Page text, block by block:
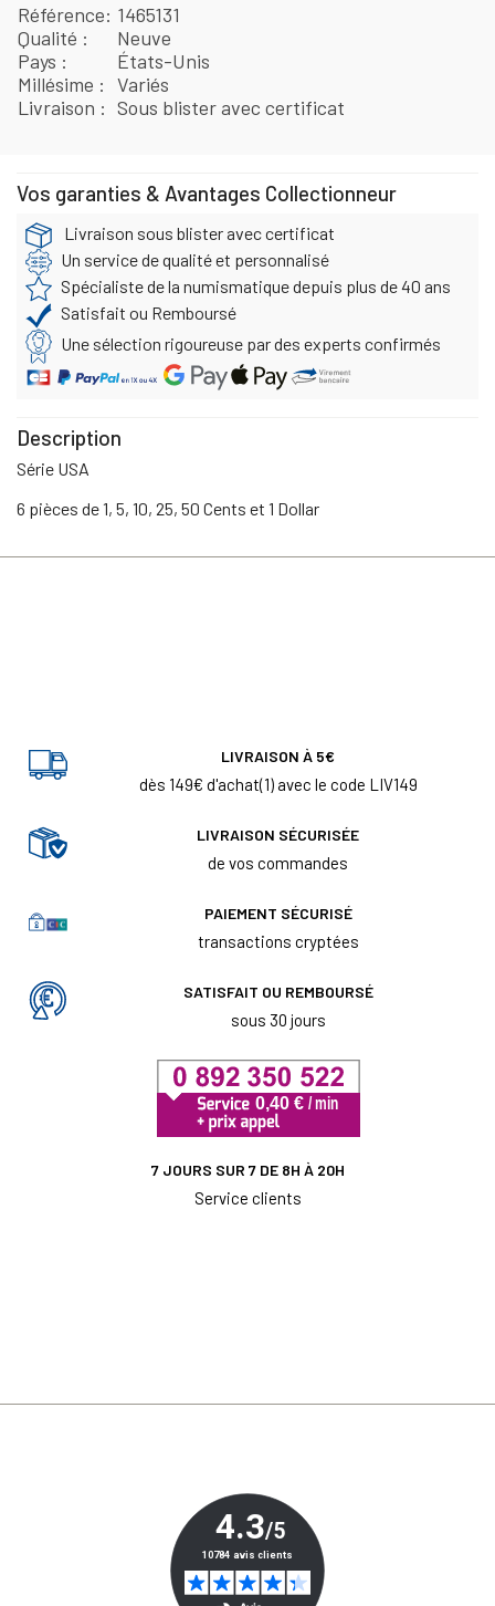
Référence 1465131
Qualité
Neuve
Pays
États-Unis
Millésime
Variés
Livraison
Sous blister avec certificat
Vos garanties & Avantages Collectionneur
Livraison sous blister avec certificat
Un service de qualité et personnalisé
Spécialiste de la numismatique depuis plus de 40 ans
Satisfait ou Remboursé
Une sélection rigoureuse par des experts confirmés
Description
Série USA
6 pièces de 1, 5, 10, 25, 50 Cents et 1 Dollar
LIVRAISON À 5€
dès 149€ d'achat(1) avec le code LIV149
LIVRAISON SÉCURISÉE
de vos commandes
PAIEMENT SÉCURISÉ
transactions cryptées
SATISFAIT OU REMBOURSÉ
sous 30 jours
7 JOURS SUR 7 DE 8H À 20H
Service clients